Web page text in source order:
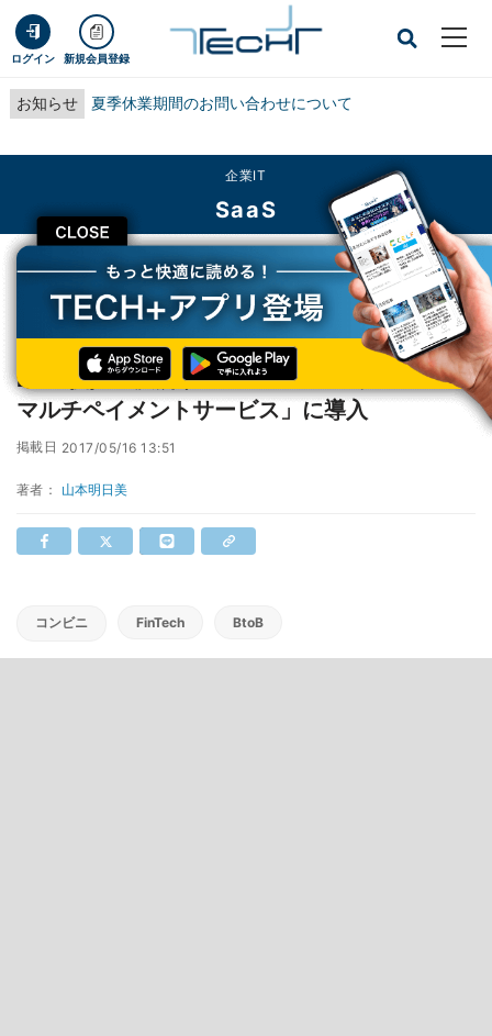
ログイン 新規会員登録
お知らせ 夏季休業期間のお問い合わせについて
CLOSE
企業IT
SaaS
TECH+ 企業IT
SaaS
BtoB後払い決済サービス「Paid」、「SMBCマルチペイメントサービス」に導
BtoB後払い決済サービス「Paid」、「SMBC
マルチペイメントサービス」に導入
掲載日 2017/05/16 13:51
著者： 山本明日美
コンビニ FinTech BtoB